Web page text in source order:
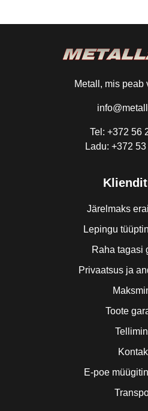
Metall, mis peab
Tel: +372 56
Ladu: +372
Järelmaks
Lepingu
Raha tagasi
Privaatsus ja
Toote
E-poe